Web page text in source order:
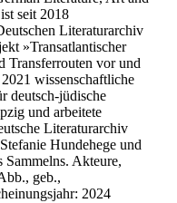
seit 2018
Literaturarchiv
»Transatlantischer
Transferrouten vor und
wissenschaftliche
deutsch-jüdische
und arbeitete
Literaturarchiv
Hundehege und
Sammelns. Akteure,
geb.,
2024